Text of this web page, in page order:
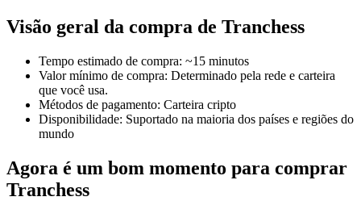
Futuros COIN-M
Futuros de criptomoeda
Derivativos de ações, câmbio, metais preciosos e commodities
Visão geral da compra de Tranchess
Tempo estimado de compra: ~15 minutos
Valor mínimo de compra: Determinado pela rede e carteira
que você usa.
Métodos de pagamento: Carteira cripto
Disponibilidade: Suportado na maioria dos países e regiões do
mundo
Agora é um bom momento para comprar
Tranchess